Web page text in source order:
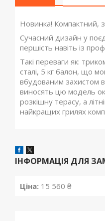
Новинка! Компактний,
Сучасний дизайн у
першість навіть із
Такі переваги як:
сталі, 5 кг балон, що
вбудованим захистом
виносять цю модель
розкішну терасу, а
найкращих грилях
ІНФОРМАЦІЯ ДЛЯ
Ціна: 15 560 ₴